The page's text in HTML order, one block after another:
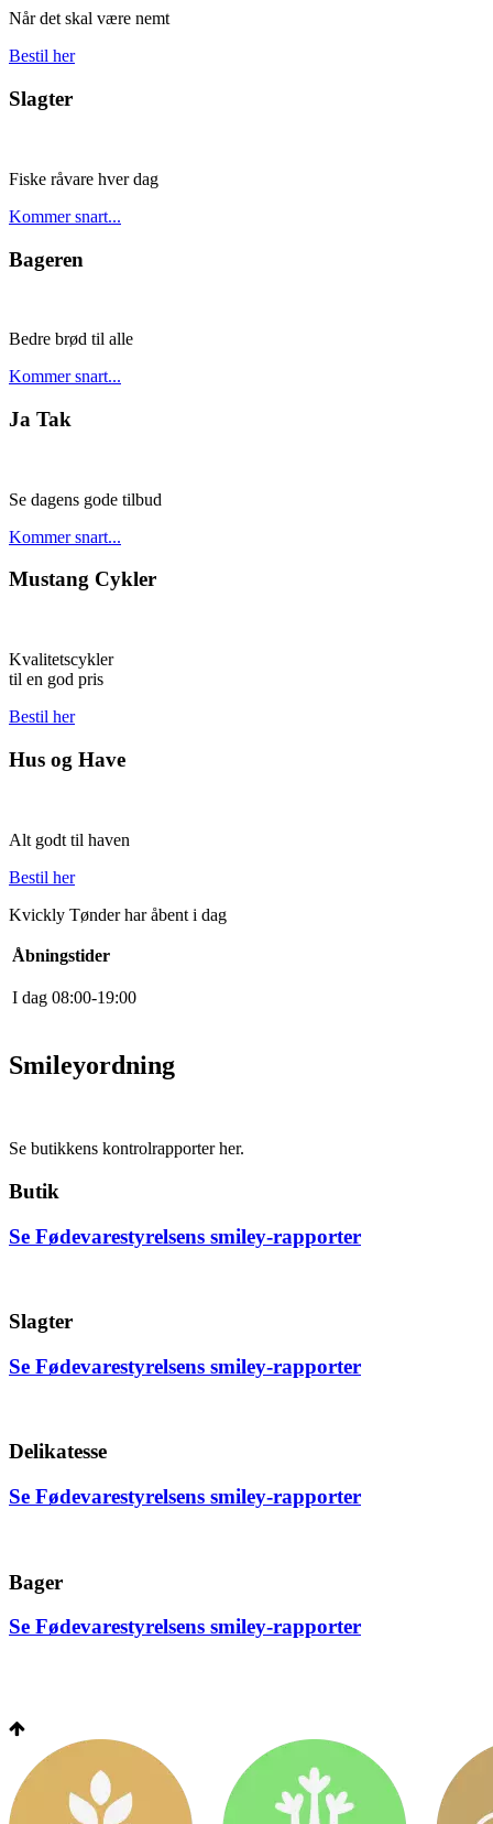
Når det skal være nemt
Bestil her
Slagter
Fiske råvare hver dag
Kommer snart...
Bageren
Bedre brød til alle
Kommer snart...
Ja Tak
Se dagens gode tilbud
Kommer snart...
Mustang Cykler
Kvalitetscykler
til en god pris
Bestil her
Hus og Have
Alt godt til haven
Bestil her
Kvickly Tønder har åbent i dag
Åbningstider
I dag 08:00-19:00
Smileyordning
Se butikkens kontrolrapporter her.
Butik
Se Fødevarestyrelsens smiley-rapporter
Slagter
Se Fødevarestyrelsens smiley-rapporter
Delikatesse
Se Fødevarestyrelsens smiley-rapporter
Bager
Se Fødevarestyrelsens smiley-rapporter